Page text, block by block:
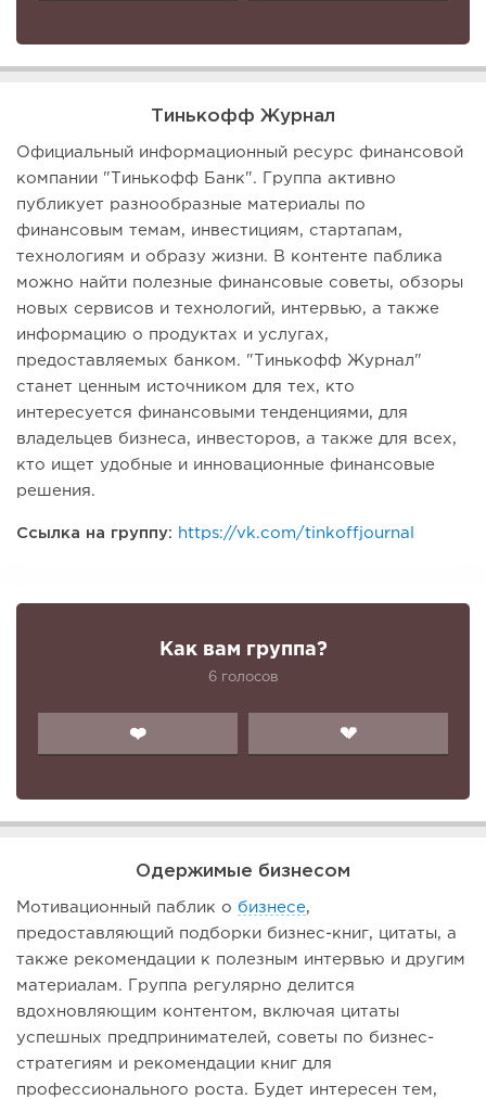
Тинькофф Журнал
Официальный информационный ресурс финансовой
компании "Тинькофф Банк". Группа активно
публикует разнообразные материалы по
финансовым темам, инвестициям, стартапам,
технологиям и образу жизни. В контенте паблика
можно найти полезные финансовые советы, обзоры
новых сервисов и технологий, интервью, а также
информацию о продуктах и услугах,
предоставляемых банком. "Тинькофф Журнал"
станет ценным источником для тех, кто
интересуется финансовыми тенденциями, для
владельцев бизнеса, инвесторов, а также для всех,
кто ищет удобные и инновационные финансовые
решения.
Ссылка на группу: https://vk.com/tinkoffjournal
Как вам группа?
6 голосов
❤️ 💔
Одержимые бизнесом
Мотивационный паблик о бизнесе,
предоставляющий подборки бизнес-книг, цитаты, а
также рекомендации к полезным интервью и другим
материалам. Группа регулярно делится
вдохновляющим контентом, включая цитаты
успешных предпринимателей, советы по бизнес-
стратегиям и рекомендации книг для
профессионального роста. Будет интересен тем,